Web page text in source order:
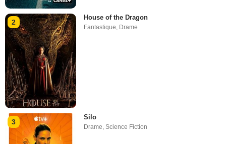
2
House of the Dragon
Fantastique Drame
3
Silo
Drame,Science Fiction